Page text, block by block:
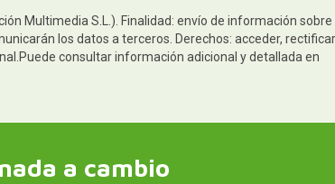
Multimedia S.L.). Finalidad: envío de información sobre
los datos a terceros. Derechos: acceder,
consultar información adicional y detallada en
a cambio